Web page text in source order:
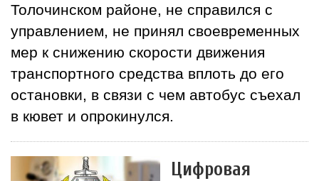
Толочинском районе, не справился с
управлением, не принял своевременных
мер к снижению скорости движения
транспортного средства вплоть до его
остановки, в связи с чем автобус съехал
в кювет и опрокинулся.
Цифровая